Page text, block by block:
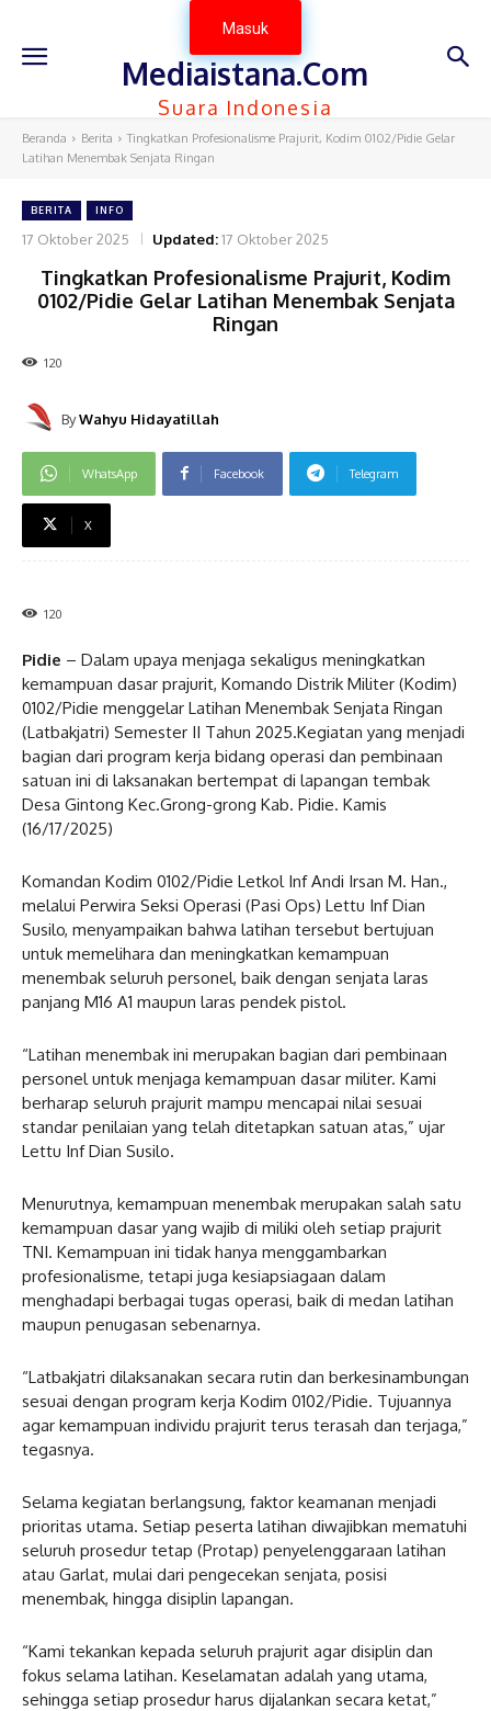
Masuk
Mediaistana.Com
Suara Indonesia
Beranda Berita
Tingkatkan Profesionalisme Prajurit, Kodim 0102/Pidie Gelar
Latihan Menembak Senjata Ringan
BERITA INFO
17 Oktober 2025 Updated:17 Oktober 2025
Tingkatkan Profesionalisme Prajurit, Kodim
0102/Pidie Gelar Latihan Menembak Senjata
Ringan
120
ByWahyu Hidayatillah
WhatsApp Facebook Telegram
X
120
Pidie – Dalam upaya menjaga sekaligus meningkatkan
kemampuan dasar prajurit, Komando Distrik Militer (Kodim)
0102/Pidie menggelar Latihan Menembak Senjata Ringan
(Latbakjatri) Semester II Tahun 2025.Kegiatan yang menjadi
bagian dari program kerja bidang operasi dan pembinaan
satuan ini di laksanakan bertempat di lapangan tembak
Desa Gintong Kec.Grong-grong Kab. Pidie. Kamis
(16/17/2025)
Komandan Kodim 0102/Pidie Letkol Inf Andi Irsan M. Han.,
melalui Perwira Seksi Operasi (Pasi Ops) Lettu Inf Dian
Susilo, menyampaikan bahwa latihan tersebut bertujuan
untuk memelihara dan meningkatkan kemampuan
menembak seluruh personel, baik dengan senjata laras
panjang M16 A1 maupun laras pendek pistol.
“Latihan menembak ini merupakan bagian dari pembinaan
personel untuk menjaga kemampuan dasar militer. Kami
berharap seluruh prajurit mampu mencapai nilai sesuai
standar penilaian yang telah ditetapkan satuan atas,” ujar
Lettu Inf Dian Susilo.
Menurutnya, kemampuan menembak merupakan salah satu
kemampuan dasar yang wajib di miliki oleh setiap prajurit
TNI. Kemampuan ini tidak hanya menggambarkan
profesionalisme, tetapi juga kesiapsiagaan dalam
menghadapi berbagai tugas operasi, baik di medan latihan
maupun penugasan sebenarnya.
“Latbakjatri dilaksanakan secara rutin dan berkesinambungan
sesuai dengan program kerja Kodim 0102/Pidie. Tujuannya
agar kemampuan individu prajurit terus terasah dan terjaga,”
tegasnya.
Selama kegiatan berlangsung, faktor keamanan menjadi
prioritas utama. Setiap peserta latihan diwajibkan mematuhi
seluruh prosedur tetap (Protap) penyelenggaraan latihan
atau Garlat, mulai dari pengecekan senjata, posisi
menembak, hingga disiplin lapangan.
“Kami tekankan kepada seluruh prajurit agar disiplin dan
fokus selama latihan. Keselamatan adalah yang utama,
sehingga setiap prosedur harus dijalankan secara ketat,”